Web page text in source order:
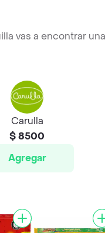
vas a encontrar
Carulla
$ 8500
Agregar